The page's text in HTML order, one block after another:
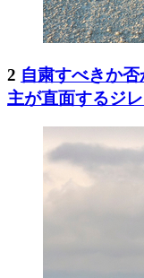
2 自粛すべきか
主が直面するジ